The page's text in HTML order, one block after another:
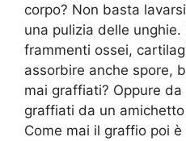
corpo? Non basta
una pulizia delle unghie.
frammenti ossei,
assorbire anche spore,
mai graffiati? Oppure
graffiati da un
Come mai il graffio poi